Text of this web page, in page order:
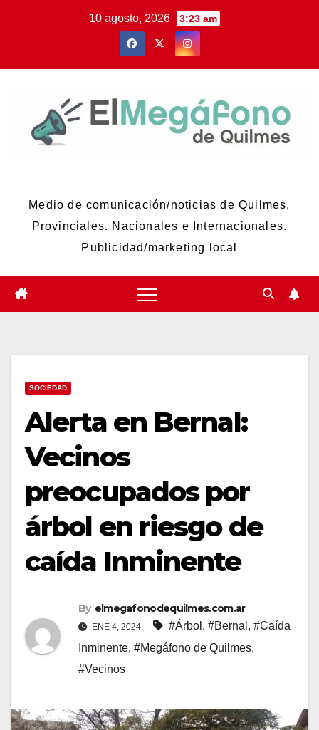
10 agosto, 2026 3:23 am
Medio de comunicación/noticias de Quilmes,
Provinciales. Nacionales e Internacionales.
Publicidad/marketing local
SOCIEDAD
Alerta en Bernal:
Vecinos
preocupados por
árbol en riesgo de
caída Inminente
By elmegafonodequilmes.com.ar
ENE 4, 2024 #Árbol , #Bernal , #Caída
Inminente, #Megáfono de Quilmes,
#Vecinos